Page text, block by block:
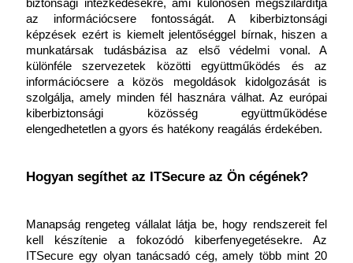
biztonsági intézkedésekre, ami különösen megszilárdítja
az információcsere fontosságát. A kiberbiztonsági
képzések ezért is kiemelt jelentőséggel bírnak, hiszen a
munkatársak tudásbázisa az első védelmi vonal. A
különféle szervezetek közötti együttműködés és az
információcsere a közös megoldások kidolgozását is
szolgálja, amely minden fél hasznára válhat. Az európai
kiberbiztonsági közösség együttműködése
elengedhetetlen a gyors és hatékony reagálás érdekében.
Hogyan segíthet az ITSecure az Ön cégének?
Manapság rengeteg vállalat látja be, hogy rendszereit fel
kell készítenie a fokozódó kiberfenyegetésekre. Az
ITSecure egy olyan tanácsadó cég, amely több mint 20